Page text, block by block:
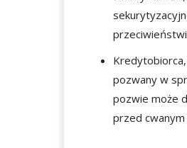
pozwany w
pozwie może
przed cwanym